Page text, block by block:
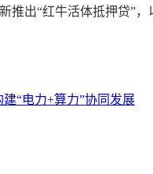
“红牛活体抵押贷”，
“电力+算力”协同发展